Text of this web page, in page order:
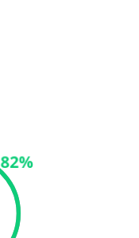
82%